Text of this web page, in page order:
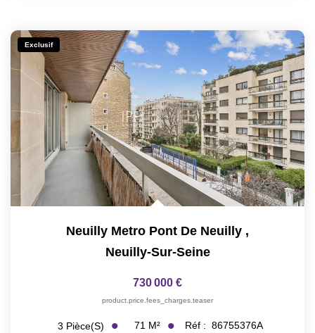
Exclusif
Neuilly Metro Pont De Neuilly ,
Neuilly-Sur-Seine
730 000 €
product.price.fees_charges.teaser
3 Pièce(s) 71 M² Réf : 86755376A